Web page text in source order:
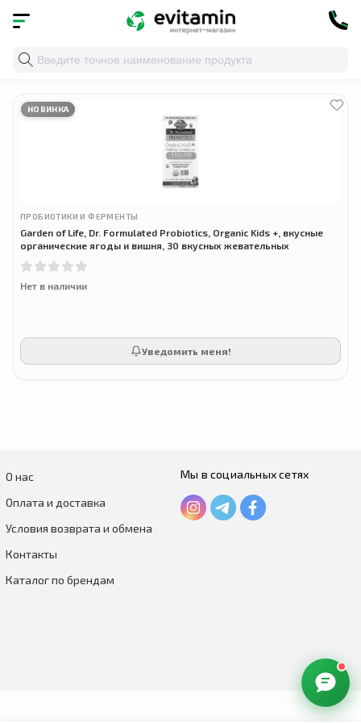
Главная » garden of life kids
НОВИНКА
ПРОБИОТИКИ И ФЕРМЕНТЫ
Garden of Life, Dr. Formulated Probiotics, Organic Kids +, вкусные
органические ягоды и вишня, 30 вкусных жевательных
Нет в наличии
Уведомить меня!
О нас
Оплата и доставка
Условия возврата и обмена
Контакты
Каталог по брендам
Мы в социальных сетях